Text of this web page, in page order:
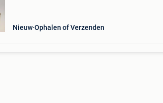
Nieuw Ophalen of Verzenden